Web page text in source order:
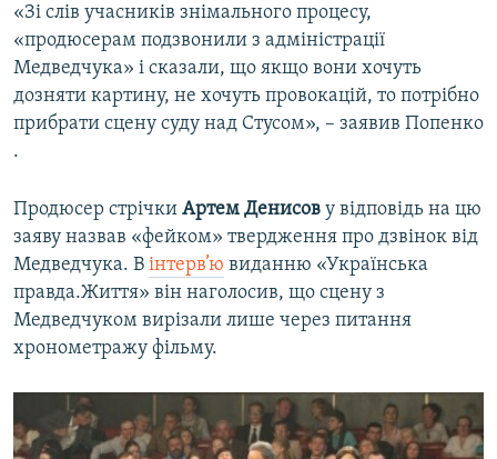
«Зі слів учасників знімального процесу,
«продюсерам подзвонили з адміністрації
Медведчука»​ і сказали, що якщо вони хочуть
дозняти картину, не хочуть провокацій, то потрібно
прибрати сцену суду над Стусом​», – заявив Попенко​
.
Продюсер стрічки Артем Денисов у відповідь на цю
заяву назвав «фейком» твердження про дзвінок від
Медведчука. В інтерв’ю виданню «Українська
правда.Життя» він наголосив, що сцену з
Медведчуком вирізали лише через питання
хронометражу фільму.